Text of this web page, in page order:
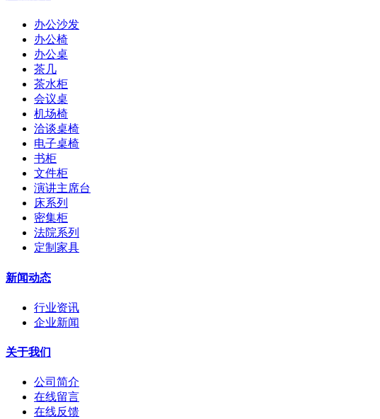
办公沙发
办公椅
办公桌
茶几
茶水柜
会议桌
机场椅
洽谈桌椅
电子桌椅
书柜
文件柜
演讲主席台
床系列
密集柜
法院系列
定制家具
新闻动态
行业资讯
企业新闻
关于我们
公司简介
在线留言
在线反馈